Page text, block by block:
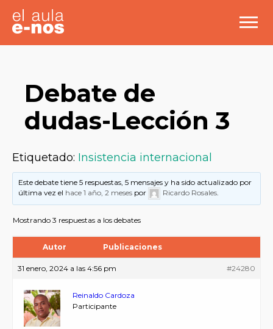
Debate de
dudas-Lección 3
Etiquetado: Insistencia internacional
Este debate tiene 5 respuestas, 5 mensajes y ha sido actualizado por
última vez el hace 1 año, 2 meses por Ricardo Rosales.
Mostrando 3 respuestas a los debates
Autor Publicaciones
31 enero, 2024 a las 4:56 pm #24280
Reinaldo Cardoza
Participante